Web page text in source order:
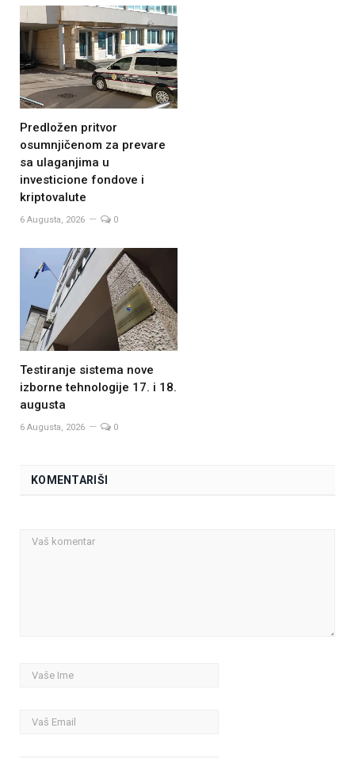
Predložen pritvor
osumnjičenom za prevare
sa ulaganjima u
investicione fondove i
kriptovalute
6 Augusta, 2026 0
Testiranje sistema nove
izborne tehnologije 17. i 18.
augusta
6 Augusta, 2026 0
KOMENTARIŠI